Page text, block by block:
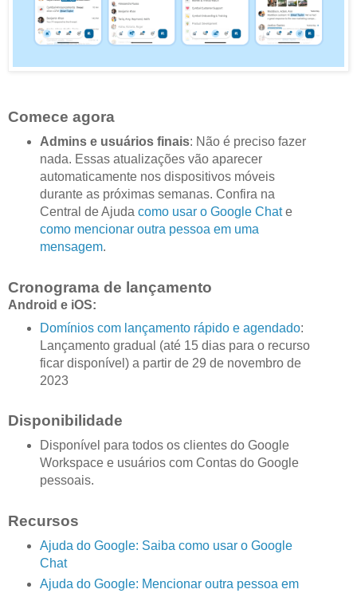
Comece agora
Admins e usuários finais: Não é preciso fazer
nada. Essas atualizações vão aparecer
automaticamente nos dispositivos móveis
durante as próximas semanas. Confira na
Central de Ajuda como usar o Google Chate
como mencionar outra pessoa em uma
mensagem.
Cronograma de lançamento
Android e iOS:
Domínios com lançamento rápido e agendado:
Lançamento gradual (até 15 dias para o recurso
ficar disponível) a partir de 29 de novembro de
2023
Disponibilidade
Disponível para todos os clientes do Google
Workspace e usuários com Contas do Google
pessoais.
Recursos
Ajuda do Google: Saiba como usar o Google
Chat
Ajuda do Google: Mencionar outra pessoa em